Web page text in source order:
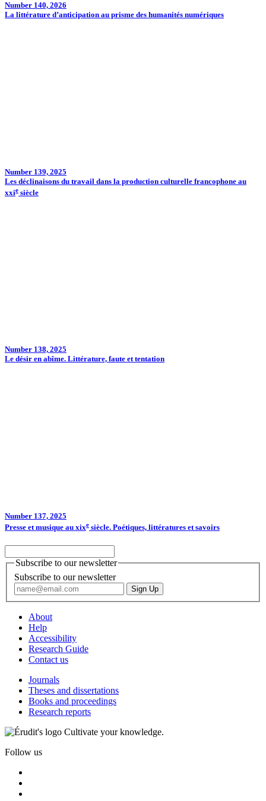
Number 140, 2026
La littérature d’anticipation au prisme des humanités numériques
Number 139, 2025
Les déclinaisons du travail dans la production culturelle francophone au
xxie siècle
Number 138, 2025
Le désir en abîme. Littérature, faute et tentation
Number 137, 2025
Presse et musique au xixe siècle. Poétiques, littératures et savoirs
Subscribe to our newsletter
Subscribe to our newsletter
About
Help
Accessibility
Research Guide
Contact us
Journals
Theses and dissertations
Books and proceedings
Research reports
Cultivate your knowledge.
Follow us